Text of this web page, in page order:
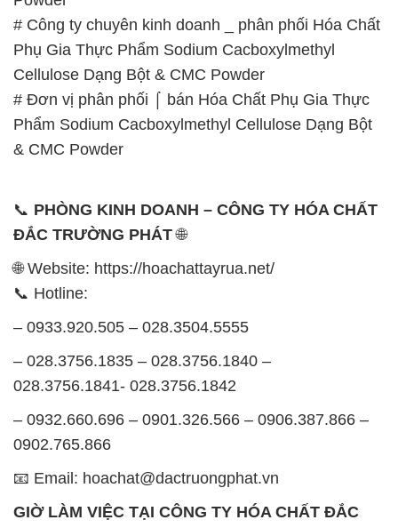
Phẩm Sodium Cacboxylmethyl Cellulose Dạng Bột
& CMC Powder
📞PHÒNG KINH DOANH – CÔNG TY HÓA CHẤT
ĐẮC TRƯỜNG PHÁT🌐
🌐 Website: https://hoachattayrua.net/
– 0933.920.505 – 028.3504.5555
028.3756.1841- 028.3756.1842
0902.765.866
📧 Email: hoachat@dactruongphat.vn
TRƯỜNG PHÁT
được tổ chức như sau:
Thứ 2 đến thứ 6: Buổi sáng: từ 8h đến 11h – Buổi